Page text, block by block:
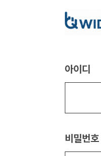
아이디
비밀번호